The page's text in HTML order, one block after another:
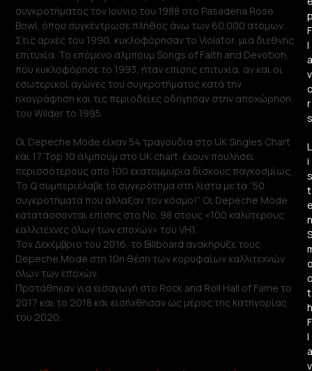
συγκροτήματος τον Ιούνιο του 1988 στο Pasadena Rose
Bowl, όπου συγκέντρωσε πλήθος άνω των 60.000 ατόμων.
Στις αρχές του 1990, κυκλοφόρησαν το Violator, μια διεθνής
επιτυχία. Το επόμενο άλμπουμ Songs of Faith and Devotion,
που κυκλοφόρησε το 1993, ήταν επίσης επιτυχία, αν και οι
εσωτερικοί αγώνες του συγκροτήματος κατά την
ηχογράφηση και τις περιοδείες οδήγησαν στην αποχώρηση
του Wilder το 1995.
Οι Depeche Mode είχαν 54 τραγούδια στο UK Singles Chart
και 17 Top 10 άλμπουμ στο UK chart. έχουν πουλήσει
περισσότερους από 100 εκατομμύρια δίσκους παγκοσμίως.
Το Q συμπεριέλαβε το συγκρότημα στη λίστα με τα “50
συγκροτήματα που άλλαξαν τον κόσμο!” Οι Depeche Mode
κατατάσσονται επίσης στο Νο. 98 στους «100 καλύτερους
καλλιτέχνες όλων των εποχών» του VH1.
Τον Δεκέμβριο του 2016, το Billboard ανακήρυξε τους
Depeche Mode στη 10η θέση των κορυφαίων καλλιτεχνών
όλων των εποχών.
Προτάθηκαν για εισαγωγή στο Rock and Roll Hall of Fame το
2017 και το 2018 και εισήχθησαν ως μέρος της Κατηγορίας
του 2020.
F
l
a
v
r
s
L
i
s
t
n
S
t
h
F
l
a
v